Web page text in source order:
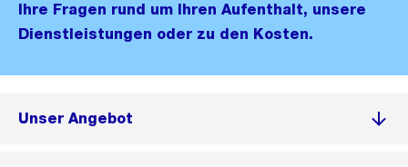
Ihre Fragen rund um Ihren Aufenthalt, unsere
Dienstleistungen oder zu den Kosten.
Unser Angebot